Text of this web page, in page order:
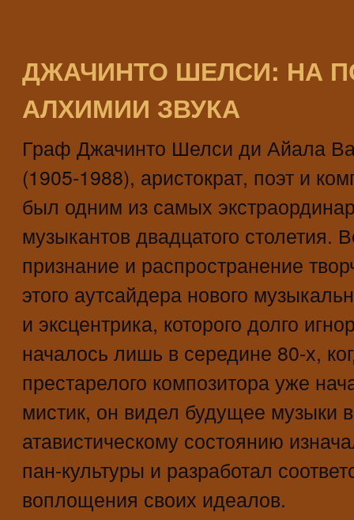
ДЖАЧИНТО ШЕЛСИ: НА
АЛХИМИИ ЗВУКА
Граф Джачинто Шелси ди Айала
(1905-1988), аристократ, поэт и
был одним из самых
музыкантов двадцатого столетия.
признание и распространение
этого аутсайдера нового
и эксцентрика, которого долго
началось лишь в середине 80-х,
престарелого композитора уже
мистик, он видел будущее музыки
атавистическому состоянию
пан-культуры и разработал
воплощения своих идеалов.